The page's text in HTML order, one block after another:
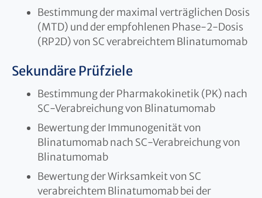
Bestimmung der maximal verträglichen Dosis
(MTD) und der empfohlenen Phase-2-Dosis
(RP2D) von SC verabreichtem Blinatumomab
Sekundäre Prüfziele
Bestimmung der Pharmakokinetik (PK) nach
SC-Verabreichung von Blinatumomab
Bewertung der Immunogenität von
Blinatumomab nach SC-Verabreichung von
Blinatumomab
Bewertung der Wirksamkeit von SC
verabreichtem Blinatumomab bei der